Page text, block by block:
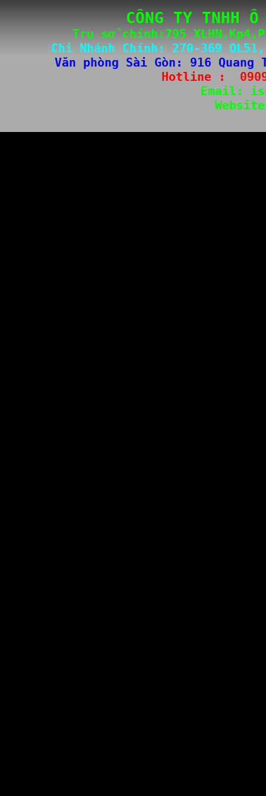
CÔNG TY TNHH
Trụ sở chính:795
Chi Nhánh Chính: 270-369
Văn phòng Sài Gòn : 916 Quang
Hotline :
Email: